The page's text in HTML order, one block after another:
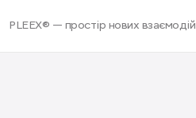
PLEEX® — простір нових взаємодій